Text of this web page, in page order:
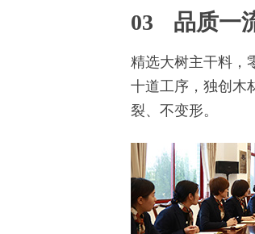
03 品质一
精选大树主干料，
十道工序，独创木
裂、不变形。